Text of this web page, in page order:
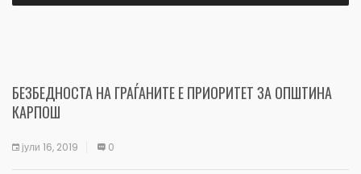
БЕЗБЕДНОСТА НА ГРАЃАНИТЕ Е ПРИОРИТЕТ ЗА ОПШТИНА
КАРПОШ
јули 16, 2019 0